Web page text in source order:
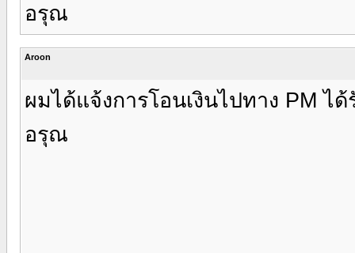
อรุณ
Aroon
ผมได้แจ้งการโอนเงินไปทาง PM ไ
อรุณ